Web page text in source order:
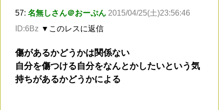
57: 名無しさん＠おーぷん 2015/04/25(土)23:56:46
ID:6Bz ▼このレスに返信
傷があるかどうかは関係ない
自分を傷つける自分をなんとかしたいという気
持ちがあるかどうかによる